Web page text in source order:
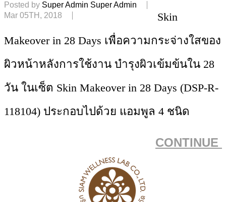
Posted by Super Admin Super Admin
Mar 05TH, 2018
Skin
Makeover in 28 Days เพื่อความกระจ่างใสของ
ผิวหน้าหลังการใช้งาน บำรุงผิวเข้มข้นใน 28
วัน ในเซ็ต Skin Makeover in 28 Days (DSP-R-
118104) ประกอบไปด้วย แอมพูล 4 ชนิด
CONTINUE